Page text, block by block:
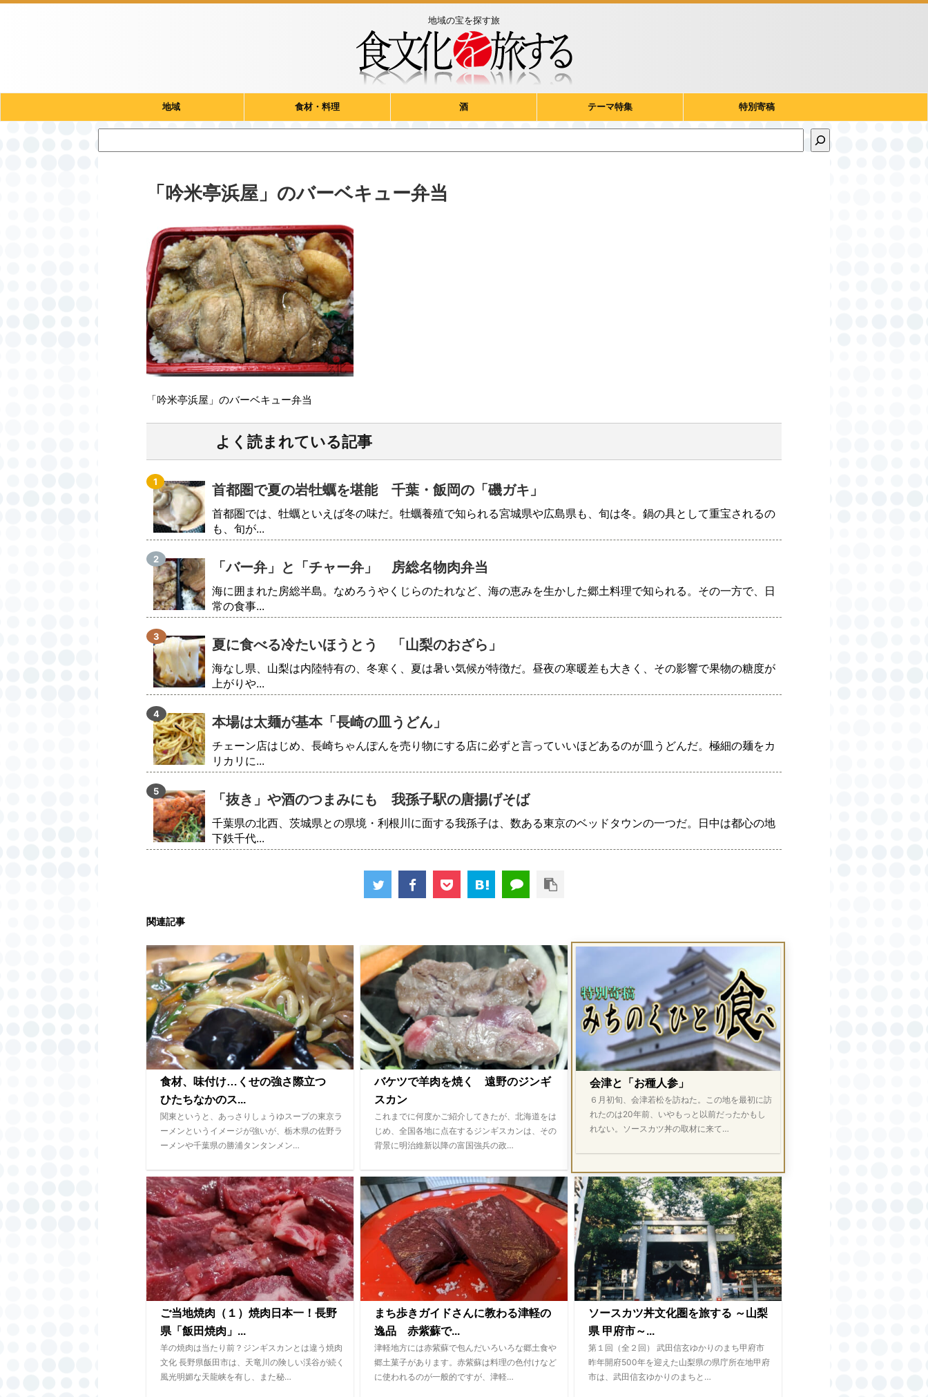
地域の宝を探す旅
地域 食材・料理 酒 テーマ特集 特別寄稿
「吟米亭浜屋」のバーベキュー弁当
「吟米亭浜屋」のバーベキュー弁当
よく読まれている記事
首都圏で夏の岩牡蠣を堪能 千葉・飯岡の「磯ガキ」
首都圏では、牡蠣といえば冬の味だ。牡蠣養殖で知られる宮城県や広島県も、旬は冬。鍋の具として重宝されるの
も、旬が...
「バー弁」と「チャー弁」 房総名物肉弁当
海に囲まれた房総半島。なめろうやくじらのたれなど、海の恵みを生かした郷土料理で知られる。その一方で、日
常の食事...
夏に食べる冷たいほうとう 「山梨のおざら」
海なし県、山梨は内陸特有の、冬寒く、夏は暑い気候が特徴だ。昼夜の寒暖差も大きく、その影響で果物の糖度が
上がりや...
本場は太麺が基本「長崎の皿うどん」
チェーン店はじめ、長崎ちゃんぽんを売り物にする店に必ずと言っていいほどあるのが皿うどんだ。極細の麺をカ
リカリに...
「抜き」や酒のつまみにも 我孫子駅の唐揚げそば
千葉県の北西、茨城県との県境・利根川に面する我孫子は、数ある東京のベッドタウンの一つだ。日中は都心の地
下鉄千代...
関連記事
食材、味付け…くせの強さ際立つ
ひたちなかのス...
関東というと、あっさりしょうゆスープの東京ラ
ーメンというイメージが強いが、栃木県の佐野ラ
ーメンや千葉県の勝浦タンタンメン…
バケツで羊肉を焼く 遠野のジンギ
スカン
これまでに何度かご紹介してきたが、北海道をは
じめ、全国各地に点在するジンギスカンは、その
背景に明治維新以降の富国強兵の政…
会津と「お種人参」
６月初旬、会津若松を訪ねた。この地を最初に訪
れたのは20年前、いやもっと以前だったかもし
れない。ソースカツ丼の取材に来て…
ご当地焼肉（１）焼肉日本一！長野
県「飯田焼肉」...
羊の焼肉は当たり前？ジンギスカンとは違う焼肉
文化 長野県飯田市は、天竜川の険しい渓谷が続く
風光明媚な天龍峡を有し、また秘…
まち歩きガイドさんに教わる津軽の
逸品 赤紫蘇で...
津軽地方には赤紫蘇で包んだいろいろな郷土食や
郷土菓子があります。赤紫蘇は料理の色付けなど
に使われるのが一般的ですが、津軽…
ソースカツ丼文化圏を旅する ～山梨
県 甲府市～...
第１回（全２回） 武田信玄ゆかりのまち甲府市
昨年開府500年を迎えた山梨県の県庁所在地甲府
市は、武田信玄ゆかりのまちと…